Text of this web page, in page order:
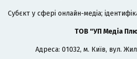
Cубєкт у сфері онлайн-медіа;
ТОВ "УП Медіа
Адреса: 01032, м. Київ, вул.